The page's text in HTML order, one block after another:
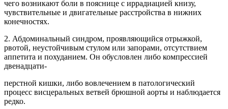
чего возникают боли в пояснице с иррадиацией книзу,
чувствительные и двигательные расстройства в нижних
конечностях.
2. Абдоминальный синдром, проявляющийся отрыжкой,
рвотой, неустойчивым стулом или запорами, отсутствием
аппетита и похуданием. Он обусловлен либо компрессией
двенадцати-
перстной кишки, либо вовлечением в патологический
процесс висцеральных ветвей брюшной аорты и наблюдается
редко.